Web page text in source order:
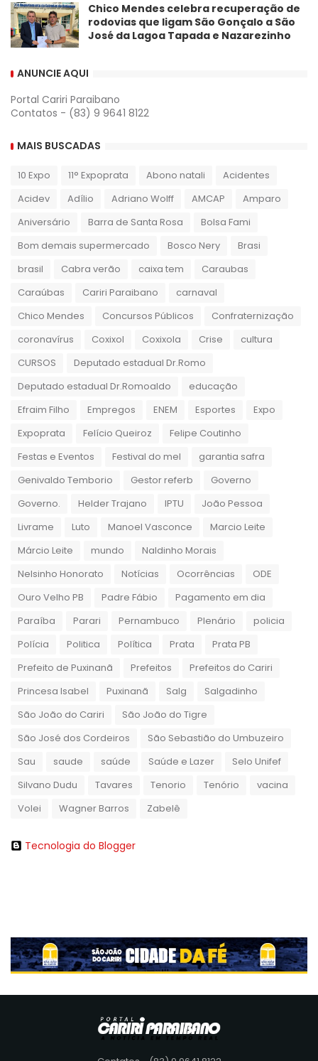
Chico Mendes celebra recuperação de
rodovias que ligam São Gonçalo a São
José da Lagoa Tapada e Nazarezinho
ANUNCIE AQUI
Portal Cariri Paraibano
Contatos - (83) 9 9641 8122
MAIS BUSCADAS
10 Expo 11° Expoprata Abono natali
Acidentes
Acidev
Adílio Adriano Wolff AMCAP
Amparo
Aniversário
Barra de Santa Rosa
Bolsa Fami
Bom demais supermercado
Bosco Nery
Brasi
brasil
Cabra verão caixa tem
Caraubas
Caraúbas
Cariri Paraibano
carnaval
Chico Mendes
Concursos Públicos
Confraternização
coronavírus
Coxixol Coxixola Crise
cultura
CURSOS
Deputado estadual Dr.Romo
Deputado estadual Dr.Romoaldo
educação
Efraim Filho
Empregos ENEM Esportes
Expo
Expoprata
Felício Queiroz
Felipe Coutinho
Festas e Eventos
Festival do mel
garantia safra
Genivaldo Temborio
Gestor referb
Governo
Governo.
Helder Trajano IPTU
João Pessoa
Livrame
Luto Manoel Vasconce
Marcio Leite
Márcio Leite
mundo
Naldinho Morais
Nelsinho Honorato
Notícias Ocorrências
ODE
Ouro Velho PB
Padre Fábio
Pagamento em dia
Paraíba
Parari Pernambuco Plenário
policia
Polícia
Politica Política Prata
Prata PB
Prefeito de Puxinanã
Prefeitos
Prefeitos do Cariri
Princesa Isabel
Puxinanã Salg
Salgadinho
São João do Cariri
São João do Tigre
São José dos Cordeiros
São Sebastião do Umbuzeiro
Sau
saude saúde Saúde e Lazer
Selo Unifef
Silvano Dudu
Tavares Tenorio Tenório
vacina
Volei
Wagner Barros Zabelê
Tecnologia do Blogger